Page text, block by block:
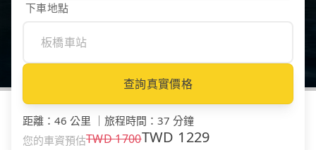
下車地點
查詢真實價格
距離 ： 46 公里 旅程時間 ： 37 分鐘
您的車資預估TWD1700TWD 1229